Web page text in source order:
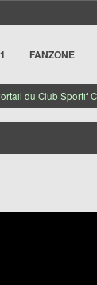
FANZONE
du Club Sportif